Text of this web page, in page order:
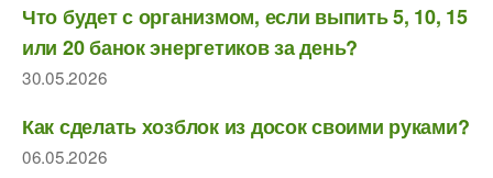
Что будет с организмом, если выпить 5, 10, 15
или 20 банок энергетиков за день?
30.05.2026
Как сделать хозблок из досок своими руками?
06.05.2026